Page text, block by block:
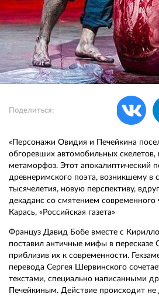
Поделиться:
«Персонажи Овидия и Печейкина
обгоревших автомобильных скелетов,
метаморфоз. Этот апокалиптический
древнеримского поэта, возникшему в
тысячелетия, новую перспективу,
декаданс со смятением современного
Карась, «Российская газета»
Француз Давид Бобе вместе с
поставил античные мифы в пересказе
приблизив их к современности.
перевода Сергея Шервинского
текстами, специально написанными
Печейкиным. Действие происходит